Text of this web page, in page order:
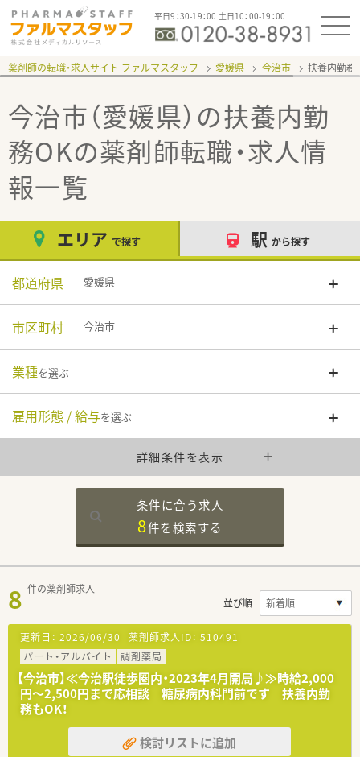
平日9：30-19：00 土日10：00-19：00
薬剤師の転職・求人サイト ファルマスタッフ 愛媛県 今治市 扶養内勤
今治市（愛媛県）の扶養内勤
務OKの薬剤師転職・求人情
報一覧
エリア で探す 駅 から探す
都道府県 愛媛県
市区町村 今治市
業種を選ぶ
雇用形態 / 給与を選ぶ
詳細条件を表示
条件に合う求人
8件を検索する
8 件の薬剤師求人
並び順
更新日： 2026/06/30 薬剤師求人ID： 510491
パート・アルバイト
調剤薬局
【今治市】≪今治駅徒歩圏内・2023年4月開局♪≫時給2,000
円～2,500円まで応相談 糖尿病内科門前です 扶養内勤
務もOK！
検討リストに追加